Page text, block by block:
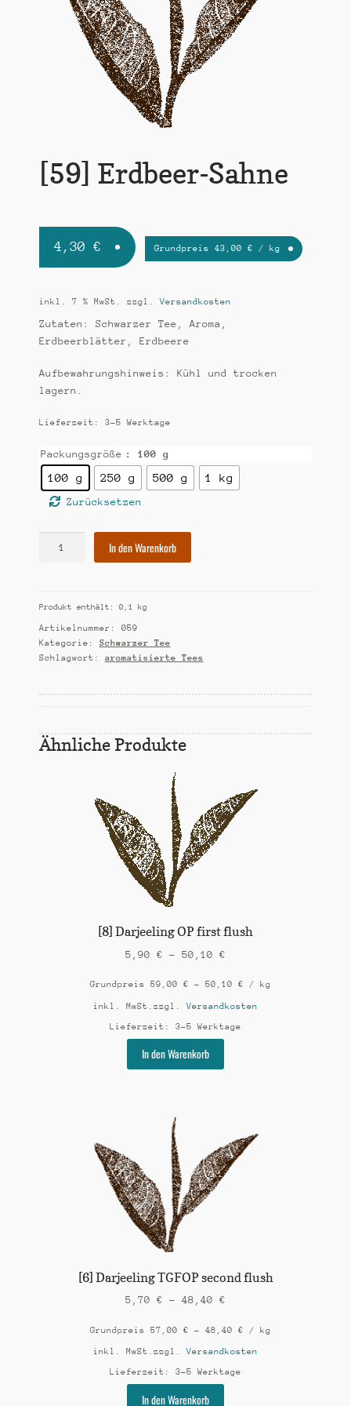
k
t
i
o
n
[59] Erdbeer-Sahne
4,30 € Grundpreis43,00€ / kg
inkl. 7 % MwSt. zzgl.Versandkosten
Zutaten: Schwarzer Tee, Aroma,
Erdbeerblätter, Erdbeere
Aufbewahrungshinweis: Kühl und trocken
lagern.
Lieferzeit: 3-5 Werktage
Packungsgröße : 100 g
100 g 250 g 500 g 1 kg
Zurücksetzen
In den Warenkorb
Produkt enthält: 0,1 kg
Artikelnummer: 059
Kategorie: Schwarzer Tee
Schlagwort: aromatisierte Tees
Ähnliche Produkte
[8] Darjeeling OP first flush
5,90 € – 50,10 €
Grundpreis 59,00 € – 50,10 € / kg
inkl. MwSt. zzgl.Versandkosten
Lieferzeit: 3-5 Werktage
In den Warenkorb
Die
Optionen
werden
[6] Darjeeling TGFOP second flush
5,70 € – 48,40 €
Grundpreis 57,00 € – 48,40 € / kg
inkl. MwSt. zzgl.Versandkosten
Lieferzeit: 3-5 Werktage
In den Warenkorb